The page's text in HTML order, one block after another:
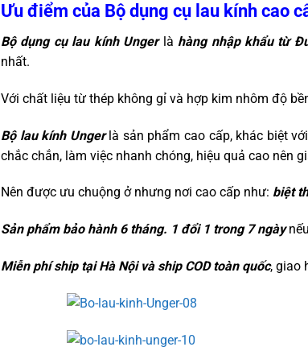
Ưu điểm của Bộ dụng cụ lau kính cao
Bộ dụng cụ lau kính Ungerlà hàng nhập khẩu từ
nhất.
Với chất liệu từ thép không gỉ và hợp kim nhôm độ
Bộ lau kính Unger là sản phẩm cao cấp, khác biệt
chắc chắn, làm việc nhanh chóng, hiệu quả cao nên
Nên được ưu chuộng ở nhưng nơi cao cấp như: biệt
Sản phẩm bảo hành 6 tháng. 1 đổi 1 trong 7 ngày
Miễn phí ship tại Hà Nội và ship COD toàn quốc, giao